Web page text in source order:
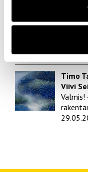
Marja
Lasten
Timo
Viivi
Valmis!